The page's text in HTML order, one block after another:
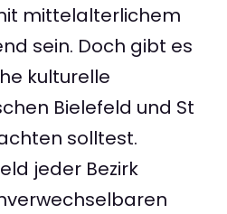
mittelalterlichem
sein. Doch gibt es
kulturelle
Bielefeld und St
solltest.
jeder Bezirk